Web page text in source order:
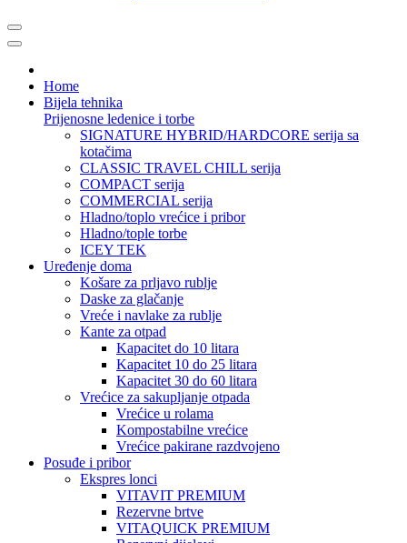
Home
Bijela tehnika
Prijenosne ledenice i torbe
SIGNATURE HYBRID/HARDCORE serija sa
kotačima
CLASSIC TRAVEL CHILL serija
COMPACT serija
COMMERCIAL serija
Hladno/toplo vrećice i pribor
Hladno/tople torbe
ICEY TEK
Uređenje doma
Košare za prljavo rublje
Daske za glačanje
Vreće i navlake za rublje
Kante za otpad
Kapacitet do 10 litara
Kapacitet 10 do 25 litara
Kapacitet 30 do 60 litara
Vrećice za sakupljanje otpada
Vrećice u rolama
Kompostabilne vrećice
Vrećice pakirane razdvojeno
Posuđe i pribor
Ekspres lonci
VITAVIT PREMIUM
Rezervne brtve
VITAQUICK PREMIUM